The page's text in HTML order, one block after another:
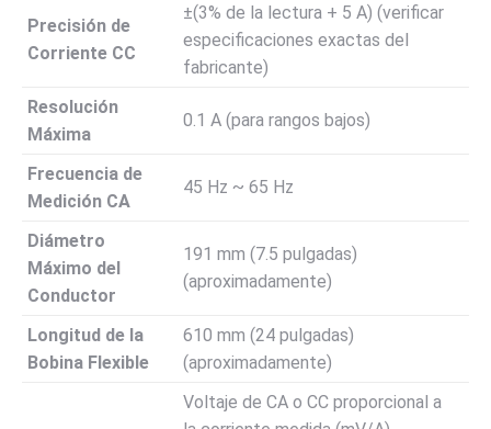
Precisión de
Corriente CC
±(3% de la lectura + 5 A) (verificar
especificaciones exactas del
fabricante)
Resolución
Máxima
0.1 A (para rangos bajos)
Frecuencia de
Medición CA
45 Hz ~ 65 Hz
Diámetro
Máximo del
Conductor
191 mm (7.5 pulgadas)
(aproximadamente)
Longitud de la
Bobina Flexible
610 mm (24 pulgadas)
(aproximadamente)
Voltaje de CA o CC proporcional a